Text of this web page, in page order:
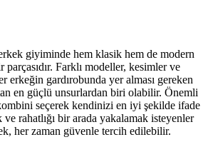
giyiminde hem klasik hem de modern
parçasıdır. Farklı modeller, kesimler ve
erkeğin gardırobunda yer alması gereken
en güçlü unsurlardan biri olabilir. Önemli
seçerek kendinizi en iyi şekilde ifade
rahatlığı bir arada yakalamak isteyenler
her zaman güvenle tercih edilebilir.